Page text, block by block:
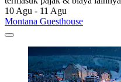
10 Agu - 11 Agu
Montana Guesthouse